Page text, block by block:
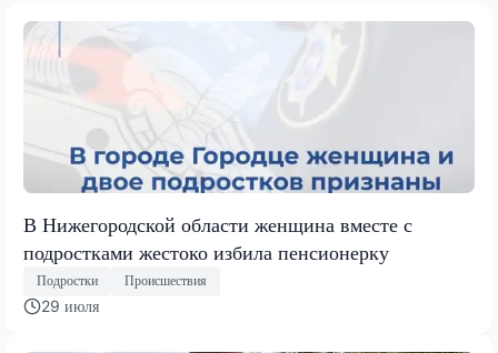
В Нижегородской области женщина вместе с
подростками жестоко избила пенсионерку
Подростки Происшествия
29 июля